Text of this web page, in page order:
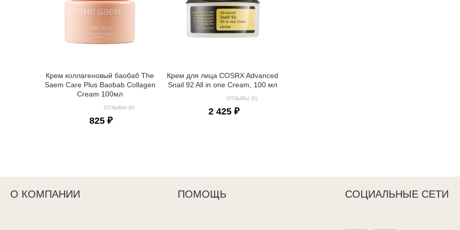
Крем коллагеновый баобаб The
Saem Care Plus Baobab Collagen
Cream 100мл
ОТЗЫВЫ (9)
825 ₽
Крем для лица COSRX Advanced
Snail 92 All in one Cream, 100 мл
ОТЗЫВЫ (5)
2 425 ₽
О КОМПАНИИ ПОМОЩЬ СОЦИАЛЬНЫЕ СЕТИ